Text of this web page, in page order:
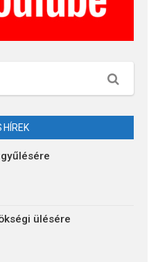
Keresés
HÍREK
ülésére